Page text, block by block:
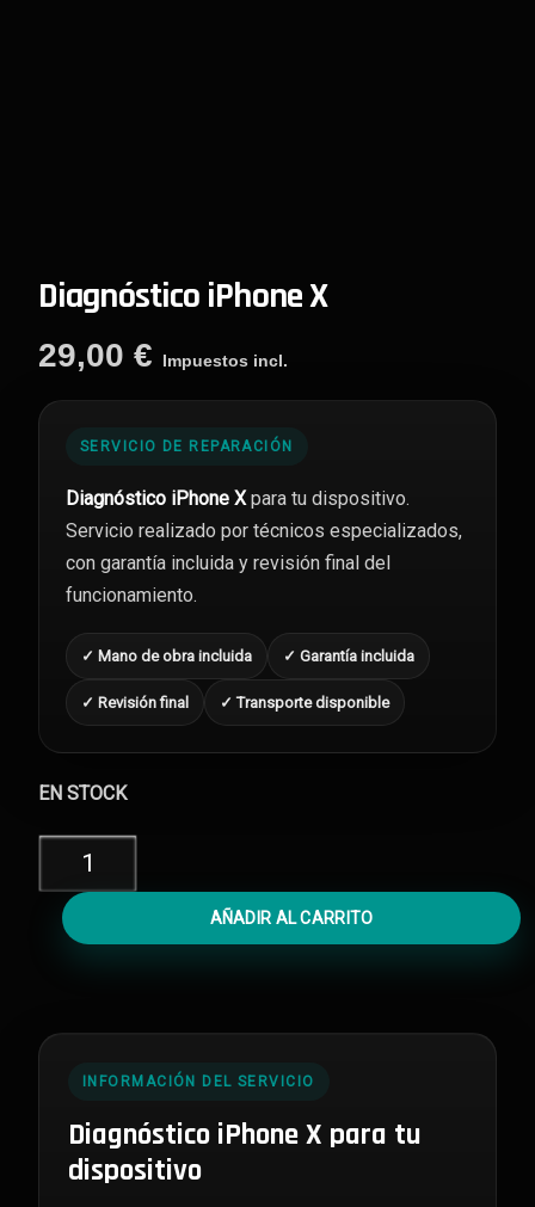
Diagnóstico iPhone X
29,00 € Impuestos incl.
SERVICIO DE REPARACIÓN
Diagnóstico iPhone Xpara tu dispositivo.
Servicio realizado por técnicos especializados,
con garantía incluida y revisión final del
funcionamiento.
✓ Mano de obra incluida ✓ Garantía incluida
✓ Revisión final ✓ Transporte disponible
EN STOCK
Diagnóstico
iPhone
cantidad
AÑADIR AL CARRITO
INFORMACIÓN DEL SERVICIO
Diagnóstico iPhone X para tu
dispositivo